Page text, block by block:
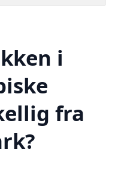
i
fra